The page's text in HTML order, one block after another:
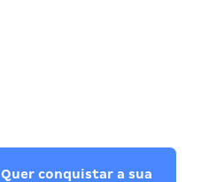
Quer conquistar a sua